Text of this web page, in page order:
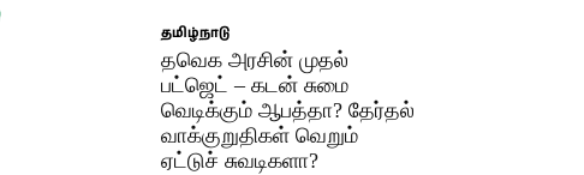
தமிழ்நாடு
தவெக அரசின் முதல்
பட்ஜெட் – கடன் சுமை
வெடிக்கும் ஆபத்தா? தேர்தல்
வாக்குறுதிகள் வெறும்
ஏட்டுச் சுவடிகளா?